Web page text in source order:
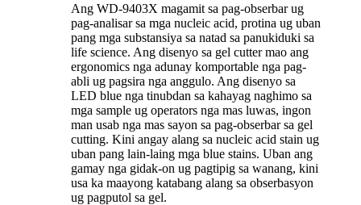
Ang WD-9403X magamit sa pag-obserbar ug
pag-analisar sa mga nucleic acid, protina ug uban
pang mga substansiya sa natad sa panukiduki sa
life science. Ang disenyo sa gel cutter mao ang
ergonomics nga adunay komportable nga pag-
abli ug pagsira nga anggulo. Ang disenyo sa
LED blue nga tinubdan sa kahayag naghimo sa
mga sample ug operators nga mas luwas, ingon
man usab nga mas sayon ​​sa pag-obserbar sa gel
cutting. Kini angay alang sa nucleic acid stain ug
uban pang lain-laing mga blue stains. Uban ang
gamay nga gidak-on ug pagtipig sa wanang, kini
usa ka maayong katabang alang sa obserbasyon
ug pagputol sa gel.